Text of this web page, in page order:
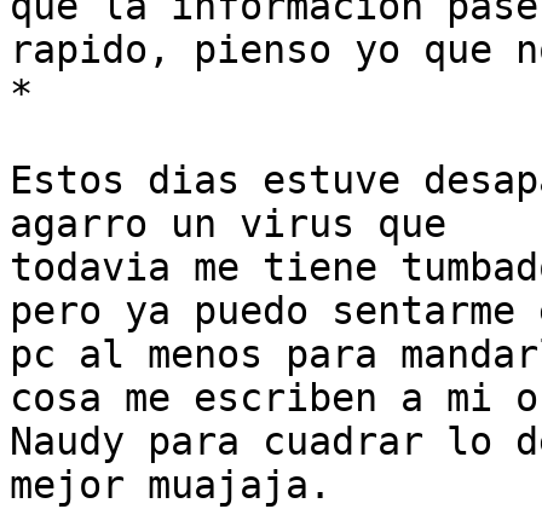
rapido, pienso yo que
*
Estos dias estuve
agarro un virus que
todavia me tiene
pero ya puedo
pc al menos para
cosa me escriben a mi
Naudy para cuadrar lo
mejor muajaja.